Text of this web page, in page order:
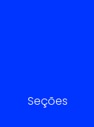
Seções